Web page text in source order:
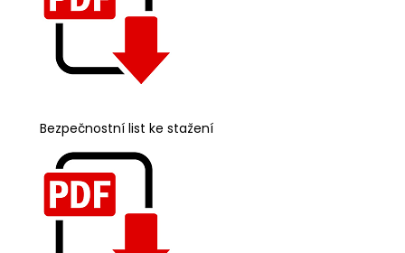
Bezpečnostní list ke stažení